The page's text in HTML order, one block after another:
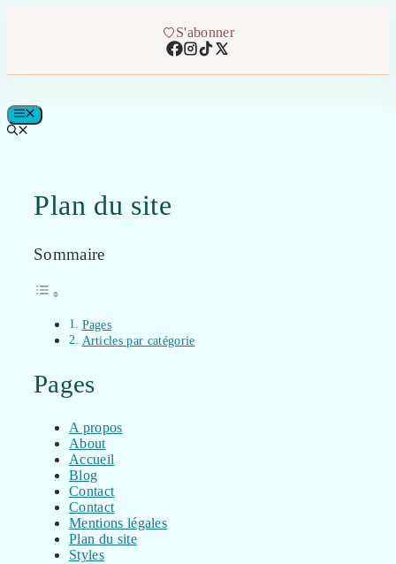
S'abonner
MENU
Plan du site
Sommaire
Pages
Articles par catégorie
Pages
A propos
About
Accueil
Blog
Contact
Contact
Mentions légales
Plan du site
Styles